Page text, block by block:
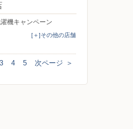
機キャンペーン
[＋]その他の店舗
3 4 5 次ページ ＞